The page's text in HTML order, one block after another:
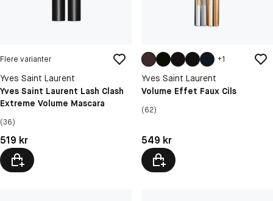
Flere varianter
Yves Saint Laurent
Yves Saint Laurent Lash Clash
Extreme Volume Mascara
(36)
Pris: 519 kr
519 kr
+1
Yves Saint Laurent
Volume Effet Faux Cils
(62)
Pris: 549 kr
549 kr